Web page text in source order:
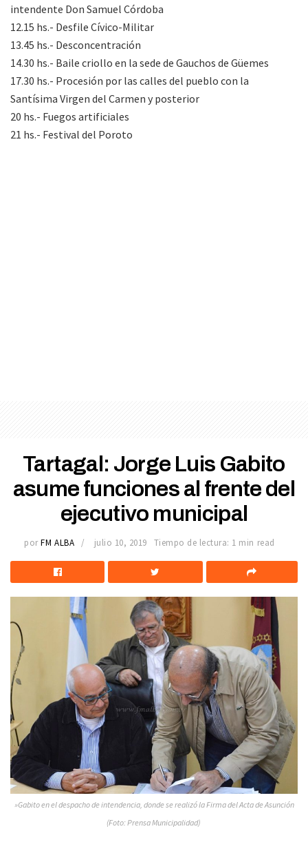
intendente Don Samuel Córdoba
12.15 hs.- Desfile Cívico-Militar
13.45 hs.- Desconcentración
14.30 hs.- Baile criollo en la sede de Gauchos de Güemes
17.30 hs.- Procesión por las calles del pueblo con la
Santísima Virgen del Carmen y posterior
20 hs.- Fuegos artificiales
21 hs.- Festival del Poroto
Tartagal: Jorge Luis Gabito
asume funciones al frente del
ejecutivo municipal
por FM ALBA julio 10, 2019 Tiempo de lectura: 1 min read
»Gabito en el despacho de intendencia, donde se realizó la Firma del Acta de Asunción
(Foto: Prensa Municipalidad)